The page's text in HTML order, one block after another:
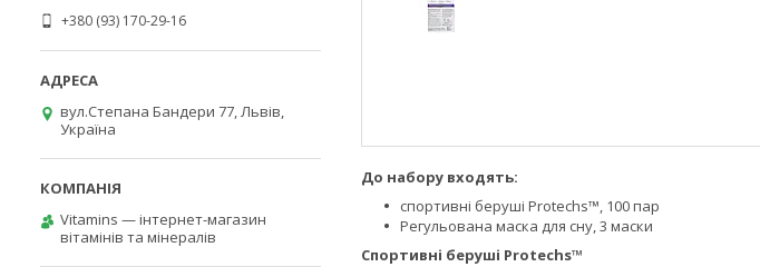
До набору входять:
спортивні беруші Protechs™, 100 пар
Регульована маска для сну, 3 маски
Спортивні беруші Protechs™
+380 (93) 170-29-16
вул.Степана Бандери 77, Львів,
Україна
Vitamins — інтернет-магазин
вітамінів та мінералів